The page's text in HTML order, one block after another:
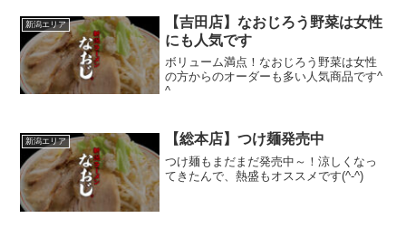
新潟エリア
【吉田店】なおじろう野菜は女性
にも人気です
ボリューム満点！なおじろう野菜は女性
の方からのオーダーも多い人気商品です^
^
新潟エリア 【総本店】つけ麺発売中
つけ麺もまだまだ発売中～！涼しくなっ
てきたんで、熱盛もオススメです(^-^)